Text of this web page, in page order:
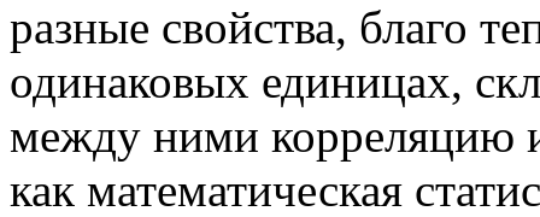
разные свойства, благо
одинаковых единицах,
между ними корреляцию
как математическая